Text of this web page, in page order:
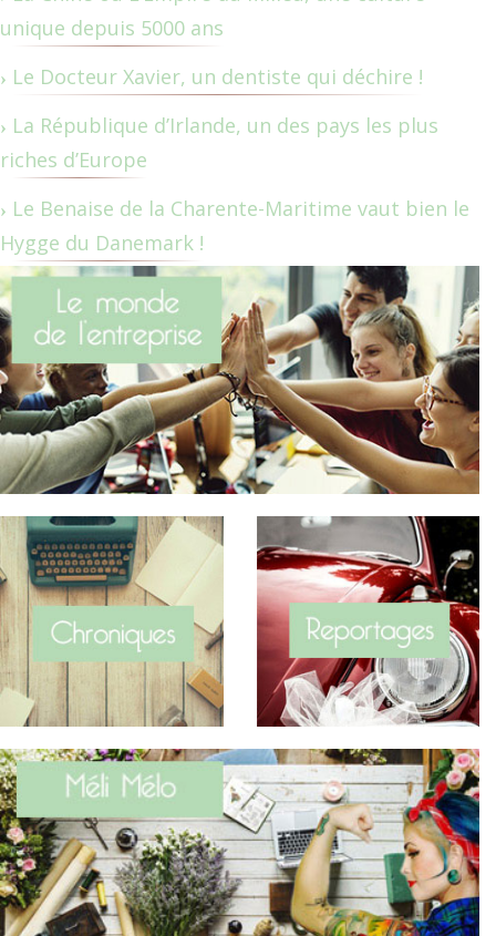
unique depuis 5000 ans
Le Docteur Xavier, un dentiste qui déchire !
La République d’Irlande, un des pays les plus
riches d’Europe
Le Benaise de la Charente-Maritime vaut bien le
Hygge du Danemark !